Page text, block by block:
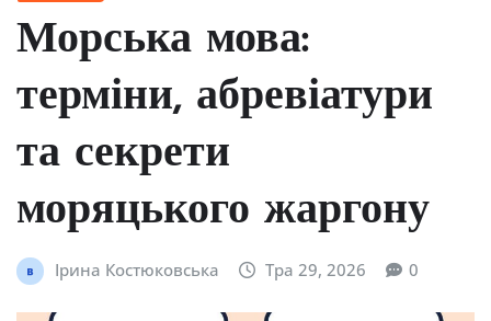
Морська мова:
терміни, абревіатури
та секрети
моряцького жаргону
Ірина Костюковська Тра 29, 2026 0